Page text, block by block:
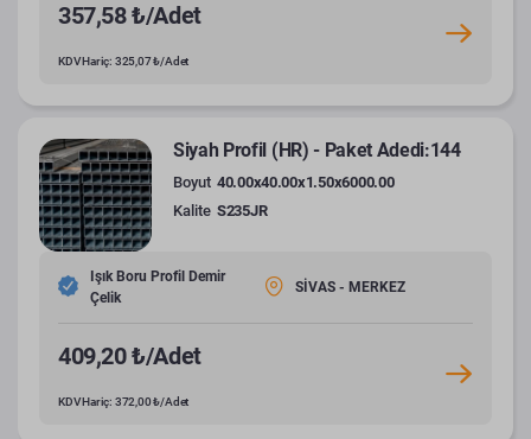
357,58 ₺/Adet
KDV Hariç: 325,07 ₺/Adet
Siyah Profil (HR) - Paket Adedi:144
Boyut 40.00x40.00x1.50x6000.00
Kalite S235JR
Işık Boru Profil Demir
Çelik
SİVAS - MERKEZ
409,20 ₺/Adet
KDV Hariç: 372,00 ₺/Adet